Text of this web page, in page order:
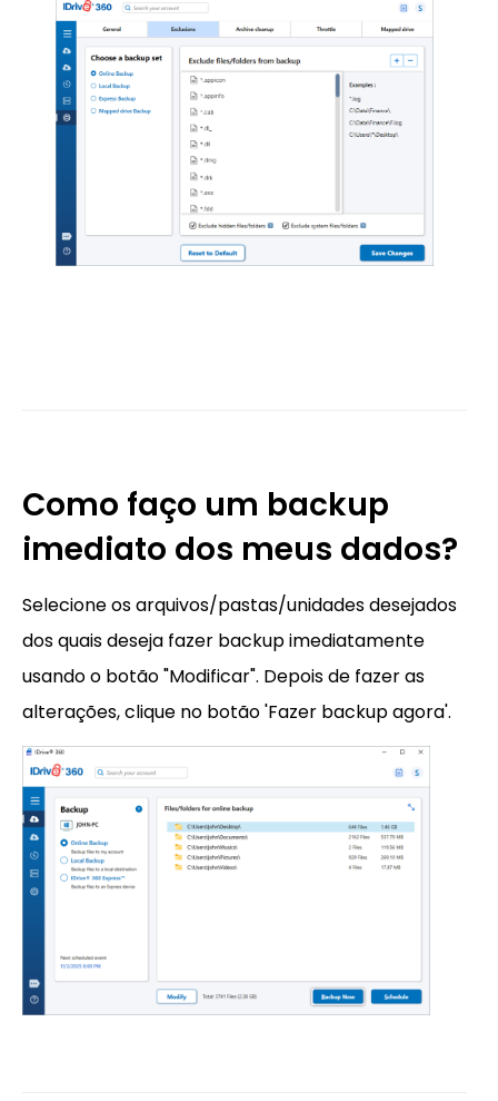
Como faço um backup
imediato dos meus dados?
Selecione os arquivos/pastas/unidades desejados
dos quais deseja fazer backup imediatamente
usando o botão "Modificar". Depois de fazer as
alterações, clique no botão 'Fazer backup agora'.